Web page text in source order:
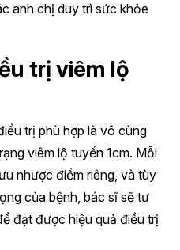
anh chị duy trì sức khỏe
trị viêm lộ
trị phù hợp là vô cùng
viêm lộ tuyến 1cm. Mỗi
nhược điểm riêng, và tùy
của bệnh, bác sĩ sẽ tư
đạt được hiệu quả điều trị